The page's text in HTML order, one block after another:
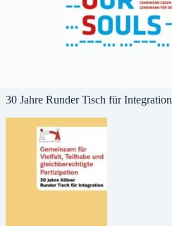
30 Jahre Runder Tisch für Integration